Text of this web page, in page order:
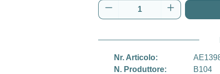
Quantità del prodotto:
Nr. Articolo:
N. Produttore:
B104